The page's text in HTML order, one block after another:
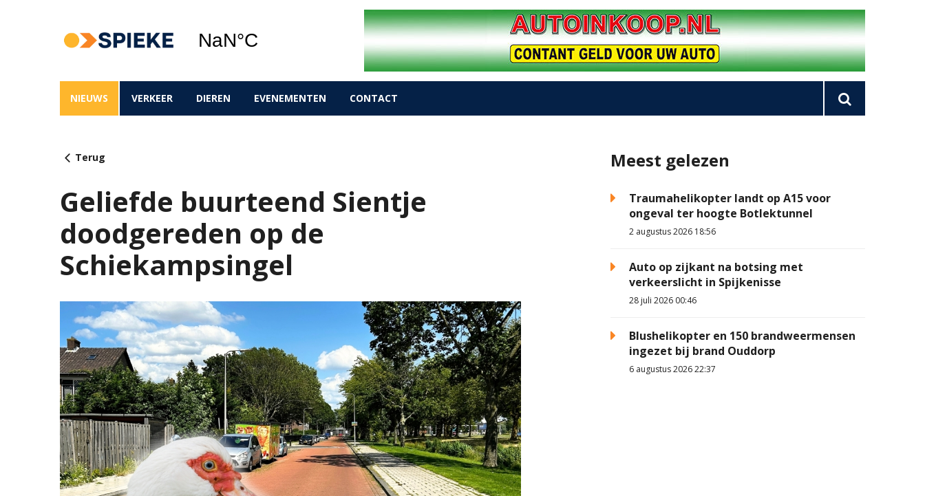
NIEUWS VERKEER DIEREN EVENEMENTEN CONTACT
Terug
Geliefde buurteend Sientje
doodgereden op de
Schiekampsingel
Meest gelezen
Traumahelikopter landt op A15 voor
ongeval ter hoogte Botlektunnel
2 augustus 2026 18:56
Auto op zijkant na botsing met
verkeerslicht in Spijkenisse
28 juli 2026 00:46
Blushelikopter en 150 brandweermensen
ingezet bij brand Ouddorp
6 augustus 2026 22:37